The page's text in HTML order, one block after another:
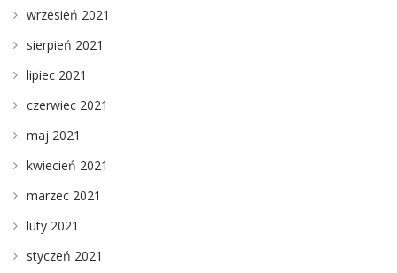
wrzesień 2021
sierpień 2021
lipiec 2021
czerwiec 2021
maj 2021
kwiecień 2021
marzec 2021
luty 2021
styczeń 2021